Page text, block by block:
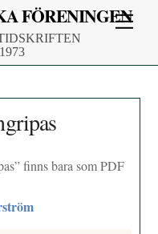
FÖRENINGEN
finns bara som PDF